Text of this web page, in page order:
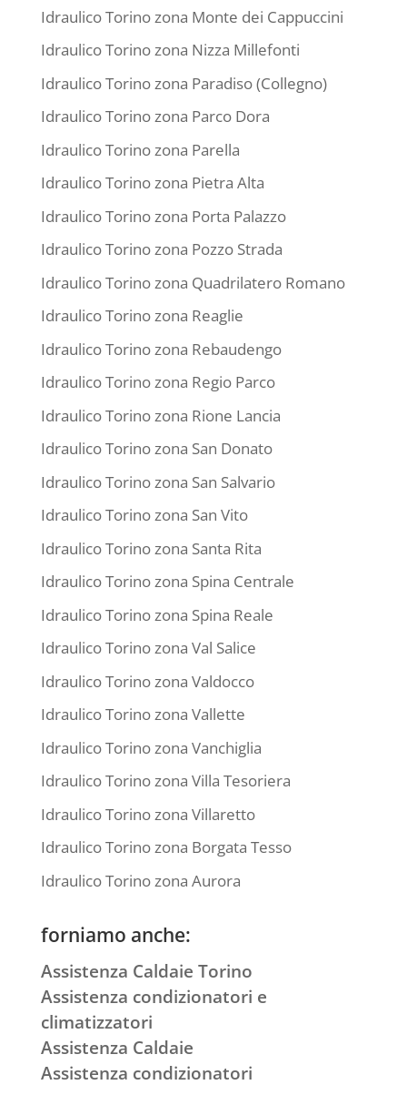
Idraulico Torino zona Monte dei Cappuccini
Idraulico Torino zona Nizza Millefonti
Idraulico Torino zona Paradiso (Collegno)
Idraulico Torino zona Parco Dora
Idraulico Torino zona Parella
Idraulico Torino zona Pietra Alta
Idraulico Torino zona Porta Palazzo
Idraulico Torino zona Pozzo Strada
Idraulico Torino zona Quadrilatero Romano
Idraulico Torino zona Reaglie
Idraulico Torino zona Rebaudengo
Idraulico Torino zona Regio Parco
Idraulico Torino zona Rione Lancia
Idraulico Torino zona San Donato
Idraulico Torino zona San Salvario
Idraulico Torino zona San Vito
Idraulico Torino zona Santa Rita
Idraulico Torino zona Spina Centrale
Idraulico Torino zona Spina Reale
Idraulico Torino zona Val Salice
Idraulico Torino zona Valdocco
Idraulico Torino zona Vallette
Idraulico Torino zona Vanchiglia
Idraulico Torino zona Villa Tesoriera
Idraulico Torino zona Villaretto
Idraulico Torino zona Borgata Tesso
Idraulico Torino zona Aurora
forniamo anche:
Assistenza Caldaie Torino
Assistenza condizionatori e
climatizzatori
Assistenza Caldaie
Assistenza condizionatori